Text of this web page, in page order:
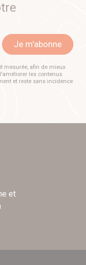
Je m'abonne
mesurée, afin de mieux
les contenus
et reste sans incidence
et